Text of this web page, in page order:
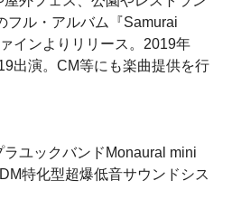
フル・アルバム『Samurai
インよりリリース。2019年
出演。CM等にも楽曲提供を行
ユックバンドMonaural mini
特化型超爆低音サウンドシス